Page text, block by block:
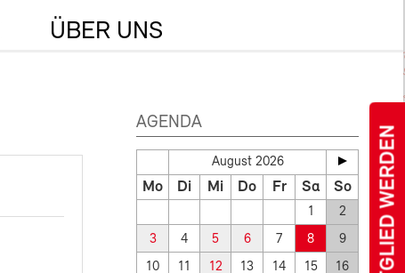
MITGLIED WERDEN
ÜBER UNS
AGENDA
August 2026
Mo Di Mi Do Fr Sa So
1 2
3 4 5 6 7 8 9
10 11 12 13 14 15 16